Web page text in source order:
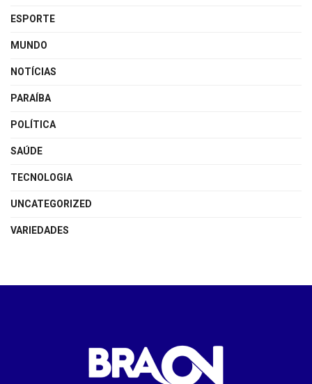
ESPORTE
MUNDO
NOTÍCIAS
PARAÍBA
POLÍTICA
SAÚDE
TECNOLOGIA
UNCATEGORIZED
VARIEDADES